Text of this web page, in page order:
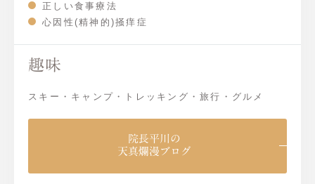
正しい食事療法
心因性(精神的)掻痒症
趣味
スキー・キャンプ・トレッキング・旅行・グルメ
院長平川の
天真爛漫ブログ